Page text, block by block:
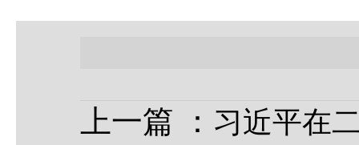
上一篇 ： 习近平在